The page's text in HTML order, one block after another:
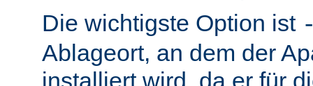
Die wichtigste Option ist
Ablageort, an dem der
installiert wird, da er für